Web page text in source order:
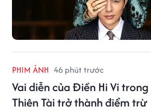
PHIM ẢNH 46 phút trước
Vai diễn của Điền Hi Vi
Thiên Tài trở thành điểm trừ